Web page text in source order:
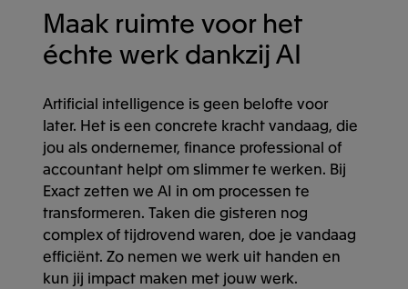
Maak ruimte voor het
échte werk dankzij AI
Artificial intelligence is geen belofte voor
later. Het is een concrete kracht vandaag, die
jou als ondernemer, finance professional of
accountant helpt om slimmer te werken. Bij
Exact zetten we AI in om processen te
transformeren. Taken die gisteren nog
complex of tijdrovend waren, doe je vandaag
efficiënt. Zo nemen we werk uit handen en
kun jij impact maken met jouw werk.